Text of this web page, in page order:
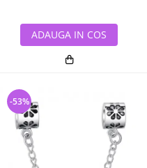
ADAUGA IN COS
-53%